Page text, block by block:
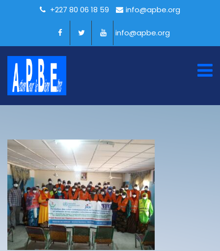
+227 80 06 18 59 info@apbe.org
info@apbe.org